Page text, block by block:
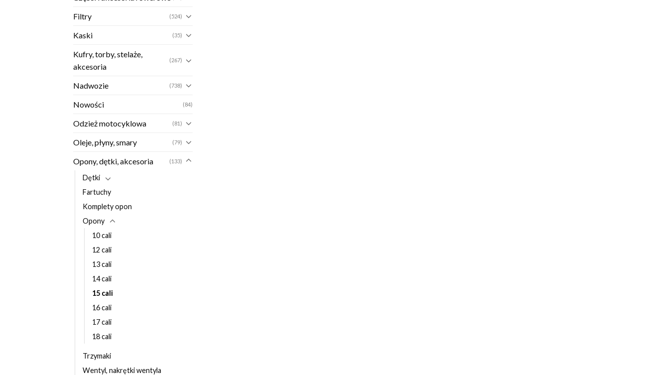
Filtry (524)
Kaski (35)
Kufry, torby, stelaże,
akcesoria
(267)
Nadwozie (738)
Nowości (84)
Odzież motocyklowa (81)
Oleje, płyny, smary (79)
Opony, dętki, akcesoria (133)
Dętki
Fartuchy
Komplety opon
Opony
10 cali
12 cali
13 cali
14 cali
15 cali
16 cali
17 cali
18 cali
Trzymaki
Wentyl, nakrętki wentyla